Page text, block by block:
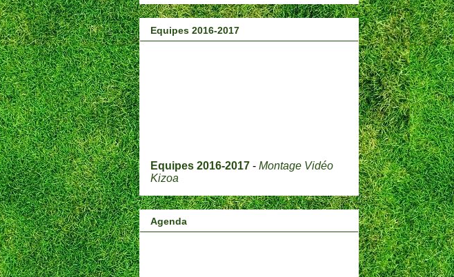
Equipes 2016-2017
Equipes 2016-2017 - Montage Vidéo
Kizoa
Agenda